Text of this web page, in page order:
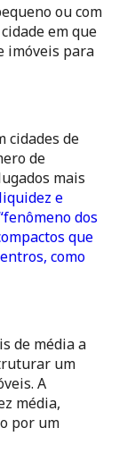
ou com
em que
imóveis para
cidades de
de
mais
e
dos
que
como
de média a
um
A
média,
por um